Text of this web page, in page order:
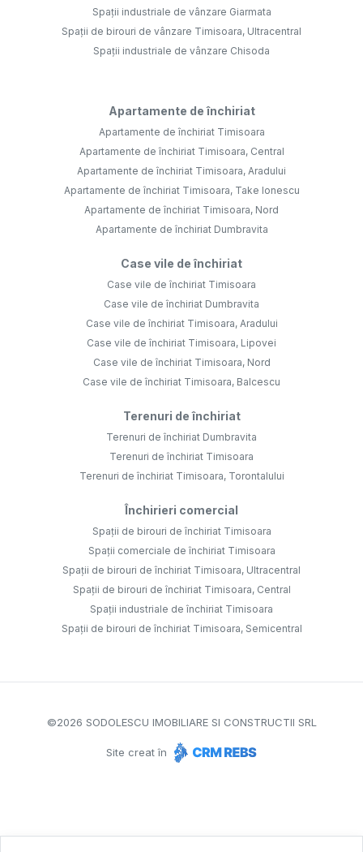
Spații industriale de vânzare Giarmata
Spații de birouri de vânzare Timisoara, Ultracentral
Spații industriale de vânzare Chisoda
Apartamente de închiriat
Apartamente de închiriat Timisoara
Apartamente de închiriat Timisoara, Central
Apartamente de închiriat Timisoara, Aradului
Apartamente de închiriat Timisoara, Take Ionescu
Apartamente de închiriat Timisoara, Nord
Apartamente de închiriat Dumbravita
Case vile de închiriat
Case vile de închiriat Timisoara
Case vile de închiriat Dumbravita
Case vile de închiriat Timisoara, Aradului
Case vile de închiriat Timisoara, Lipovei
Case vile de închiriat Timisoara, Nord
Case vile de închiriat Timisoara, Balcescu
Terenuri de închiriat
Terenuri de închiriat Dumbravita
Terenuri de închiriat Timisoara
Terenuri de închiriat Timisoara, Torontalului
Închirieri comercial
Spații de birouri de închiriat Timisoara
Spații comerciale de închiriat Timisoara
Spații de birouri de închiriat Timisoara, Ultracentral
Spații de birouri de închiriat Timisoara, Central
Spații industriale de închiriat Timisoara
Spații de birouri de închiriat Timisoara, Semicentral
©2026 SODOLESCU IMOBILIARE SI CONSTRUCTII SRL
Site creat în